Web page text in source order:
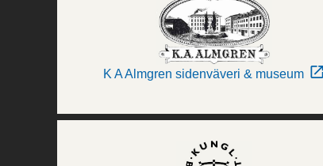
K A Almgren sidenväveri & museum